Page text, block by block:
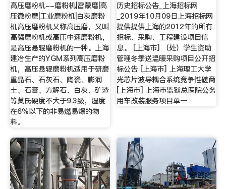
高压磨粉机--磨粉机|雷蒙磨|高
压微粉磨|工业磨粉机|白灰磨粉
机高压磨粉机又称高压磨，又叫
高强磨粉机或高压中速磨粉机，
是高压悬辊磨粉机的一种。上海
建冶生产的YGM系列高压磨粉
机，高压悬辊磨粉机适用于研磨
重晶石、石灰石、陶瓷、膨润
土、石膏、方解石、白灰、矿渣
等莫氏硬度不大于9.3级，湿度
在6%以下的非易燃易爆的物
料。
历史招标公告_上海招标网
_2019年10月09日上海招标网
提供提供上海的2012年的所有
招标、采购、工程建设项目信
息。 [上海市] （处）学生资助
管理冬季送温暖采购项目公开招
标公告 [上海市] 上海理工大学
光芯片波导耦合系统竞争性磋商
[上海市] 上海市监狱总医院公务
用车改装服务项目单一